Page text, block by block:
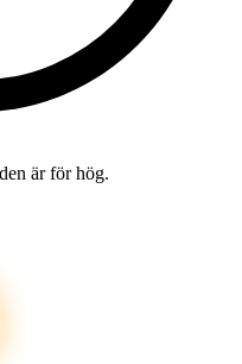
är för hög.